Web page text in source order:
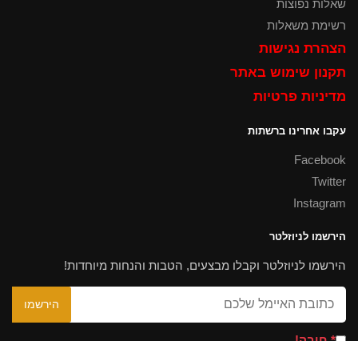
שאלות נפוצות
רשימת משאלות
הצהרת נגישות
תקנון שימוש באתר
מדיניות פרטיות
עקבו אחרינו ברשתות
Facebook
Twitter
Instagram
הירשמו לניוזלטר
הירשמו לניוזלטר וקבלו מבצעים, הטבות והנחות מיוחדות!